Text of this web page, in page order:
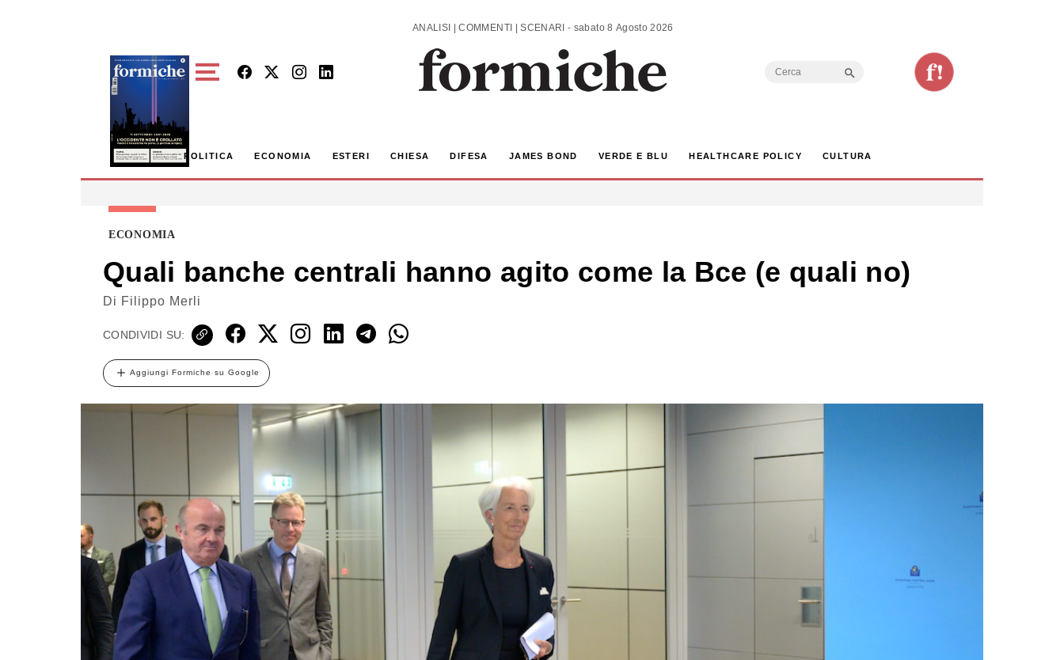
ANALISI | COMMENTI | SCENARI - sabato 8 Agosto 2026
Search
POLITICA ECONOMIA ESTERI CHIESA DIFESA JAMES BOND VERDE E BLU HEALTHCARE POLICY CULTURA
ECONOMIA
Quali banche centrali hanno agito come la Bce (e quali no)
Di Filippo Merli
CONDIVIDI SU:
Aggiungi Formiche su Google